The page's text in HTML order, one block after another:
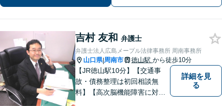
吉村 友和 弁護士
弁護士法人広島メープル法律事務所 周南事務所
山口県|周南市 徳山駅 から徒歩10分
【JR徳山駅10分】【交通事
故・債務整理は初回相談無
料】【高次脳機能障害に対応
詳細を見
る